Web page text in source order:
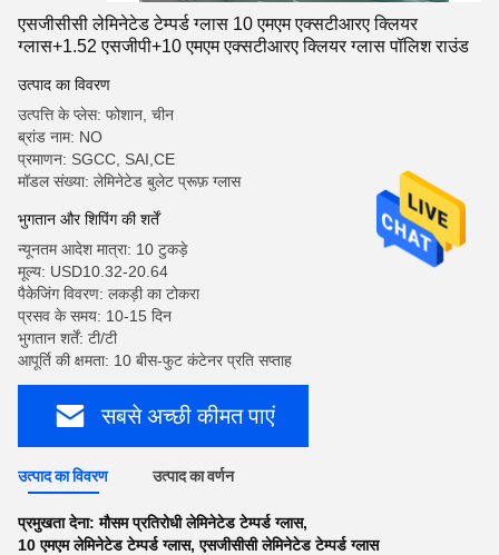
एसजीसीसी लेमिनेटेड टेम्पर्ड ग्लास 10 एमएम एक्सटीआरए क्लियर
ग्लास+1.52 एसजीपी+10 एमएम एक्सटीआरए क्लियर ग्लास पॉलिश राउंड
उत्पाद का विवरण
उत्पत्ति के प्लेस: फोशान, चीन
ब्रांड नाम: NO
प्रमाणन: SGCC, SAI,CE
मॉडल संख्या: लेमिनेटेड बुलेट प्रूफ़ ग्लास
भुगतान और शिपिंग की शर्तें
न्यूनतम आदेश मात्रा: 10 टुकड़े
मूल्य: USD10.32-20.64
पैकेजिंग विवरण: लकड़ी का टोकरा
प्रसव के समय: 10-15 दिन
भुगतान शर्तें: टी/टी
आपूर्ति की क्षमता: 10 बीस-फुट कंटेनर प्रति सप्ताह
सबसे अच्छी कीमत पाएं
उत्पाद का विवरण उत्पाद का वर्णन
प्रमुखता देना:मौसम प्रतिरोधी लेमिनेटेड टेम्पर्ड ग्लास,
10 एमएम लेमिनेटेड टेम्पर्ड ग्लास,एसजीसीसी लेमिनेटेड टेम्पर्ड ग्लास